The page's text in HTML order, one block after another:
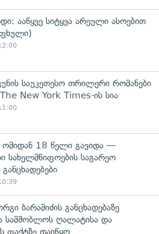
ააწყვე სიტყვა არეული ასოებით
საუკეთესო თრილერი რომანები
New York Times-ის სია
ომიდან 18 წელი გავიდა —
სახელმწიფოების საგარეო
განცხადებები
ბარამიძის განცხადებაზე
სამშობლოს ღალატისა და
ფაქტზე დაიწყო